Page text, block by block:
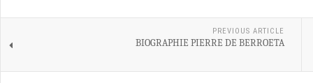
PREVIOUS ARTICLE
BIOGRAPHIE PIERRE DE BERROETA